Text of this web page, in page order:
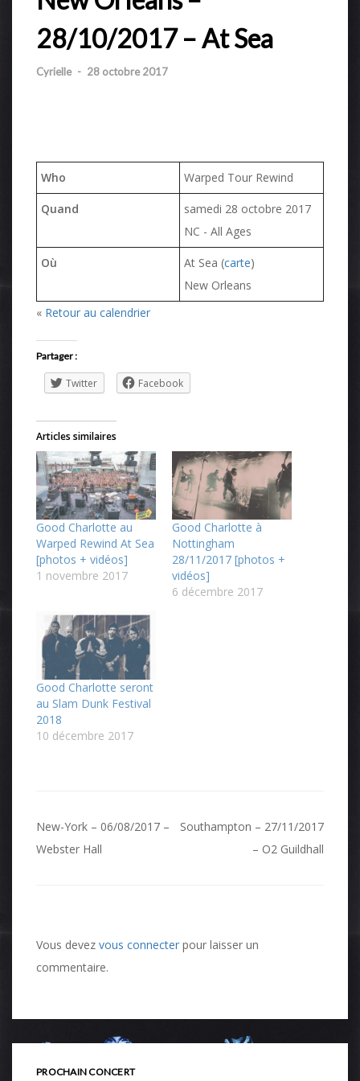
28/10/2017 – At Sea
Cyrielle - 28 octobre 2017
Who Warped Tour Rewind
Quand
samedi 28 octobre 2017
NC - All Ages
Où At Sea (carte)
New Orleans
« Retour au calendrier
Partager :
Twitter Facebook
Articles similaires
Good Charlotte au
Warped Rewind At Sea
[photos + vidéos]
1 novembre 2017
Good Charlotte à
Nottingham
28/11/2017 [photos +
vidéos]
6 décembre 2017
Good Charlotte seront
au Slam Dunk Festival
2018
10 décembre 2017
Navigation
de
New-York – 06/08/2017 –
Webster Hall
Southampton – 27/11/2017
– O2 Guildhall
Vous devez vous connecter pour laisser un
commentaire.
PROCHAIN CONCERT